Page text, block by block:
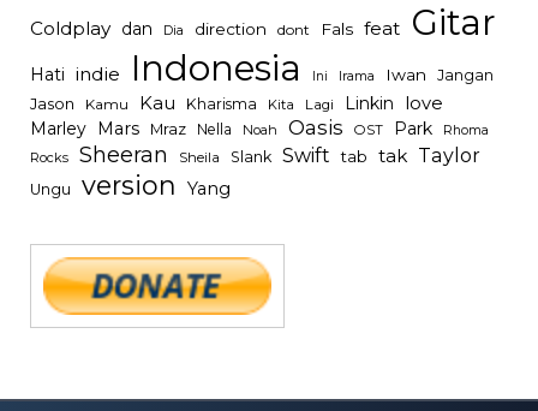
Coldplay dan Dia direction dont Fals feat Gitar
Hati indie Indonesia Ini Irama Iwan Jangan
Jason Kamu Kau Kharisma Kita Lagi Linkin love
Marley Mars Mraz Nella Noah Oasis OST Park Rhoma
Rocks Sheeran Sheila Slank Swift tab tak Taylor
Ungu version Yang